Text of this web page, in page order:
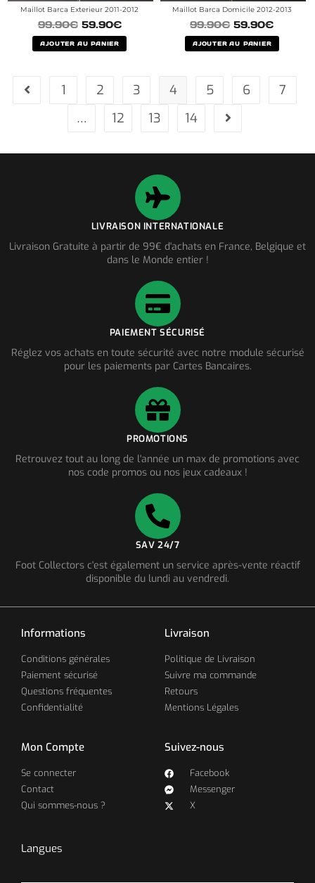
Maillot Barca Exterieur 2011-2012
99.90€ 59.90€
AJOUTER AU PANIER
Maillot Barca Domicile 2012-2013
99.90€ 59.90€
AJOUTER AU PANIER
1 2 3 4 5 6
7
…
12 13 14
LIVRAISON INTERNATIONALE
Livraison Gratuite à partir de 99€ d'achats en France, Belgique et
dans le Monde entier !
PAIEMENT SÉCURISÉ
Réglez vos achats en toute sécurité avec notre module sécurisé
pour les paiements par Cartes Bancaires.
PROMOTIONS
Retrouvez tout au long de l'année un max de promotions avec
nos code promos ou nos jeux cadeaux !
SAV 24/7
Foot Collectors c'est également un service après-vente réactif
disponible du lundi au vendredi.
Informations
Conditions générales
Paiement sécurisé
Questions fréquentes
Confidentialité
Livraison
Politique de Livraison
Suivre ma commande
Retours
Mentions Légales
Mon Compte
Se connecter
Contact
Qui sommes-nous ?
Suivez-nous
Facebook
Messenger
X
Langues